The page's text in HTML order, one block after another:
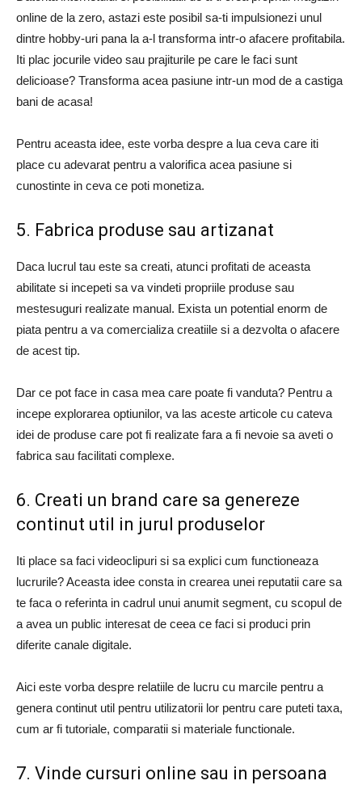
online de la zero, astazi este posibil sa-ti impulsionezi unul
dintre hobby-uri pana la a-l transforma intr-o afacere profitabila.
Iti plac jocurile video sau prajiturile pe care le faci sunt
delicioase? Transforma acea pasiune intr-un mod de a castiga
bani de acasa!
Pentru aceasta idee, este vorba despre a lua ceva care iti
place cu adevarat pentru a valorifica acea pasiune si
cunostinte in ceva ce poti monetiza.
5. Fabrica produse sau artizanat
Daca lucrul tau este sa creati, atunci profitati de aceasta
abilitate si incepeti sa va vindeti propriile produse sau
mestesuguri realizate manual. Exista un potential enorm de
piata pentru a va comercializa creatiile si a dezvolta o afacere
de acest tip.
Dar ce pot face in casa mea care poate fi vanduta? Pentru a
incepe explorarea optiunilor, va las aceste articole cu cateva
idei de produse care pot fi realizate fara a fi nevoie sa aveti o
fabrica sau facilitati complexe.
6. Creati un brand care sa genereze
continut util in jurul produselor
Iti place sa faci videoclipuri si sa explici cum functioneaza
lucrurile? Aceasta idee consta in crearea unei reputatii care sa
te faca o referinta in cadrul unui anumit segment, cu scopul de
a avea un public interesat de ceea ce faci si produci prin
diferite canale digitale.
Aici este vorba despre relatiile de lucru cu marcile pentru a
genera continut util pentru utilizatorii lor pentru care puteti taxa,
cum ar fi tutoriale, comparatii si materiale functionale.
7. Vinde cursuri online sau in persoana